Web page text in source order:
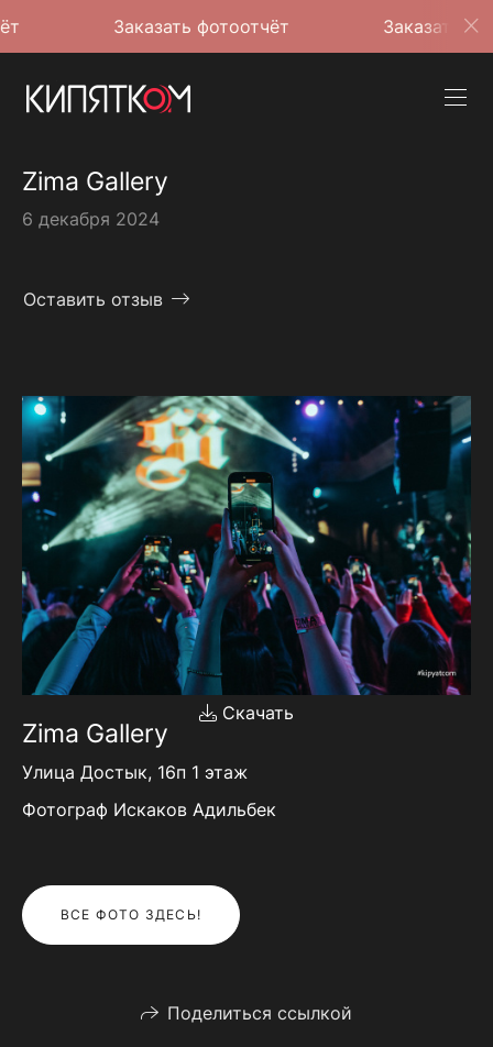
Заказать фотоотчёт Заказать фотоотчёт
Zima Gallery
6 декабря 2024
Оставить отзыв
Скачать
Zima Gallery
Улица Достык, 16п 1 этаж
Фотограф Искаков Адильбек
ВСЕ ФОТО ЗДЕСЬ!
Поделиться ссылкой